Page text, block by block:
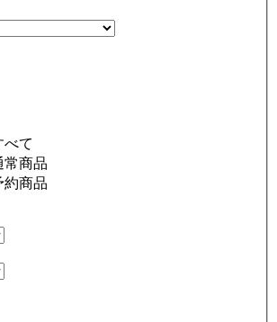
べて
常商品
約商品